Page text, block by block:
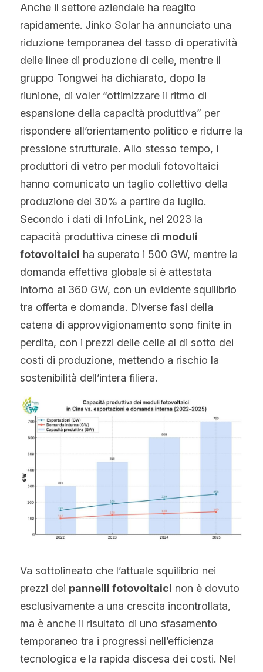
Anche il settore aziendale ha reagito
rapidamente. Jinko Solar ha annunciato una
riduzione temporanea del tasso di operatività
delle linee di produzione di celle, mentre il
gruppo Tongwei ha dichiarato, dopo la
riunione, di voler “ottimizzare il ritmo di
espansione della capacità produttiva” per
rispondere all’orientamento politico e ridurre la
pressione strutturale. Allo stesso tempo, i
produttori di vetro per moduli fotovoltaici
hanno comunicato un taglio collettivo della
produzione del 30% a partire da luglio.
Secondo i dati di InfoLink, nel 2023 la
capacità produttiva cinese di moduli
fotovoltaici ha superato i 500 GW, mentre la
domanda effettiva globale si è attestata
intorno ai 360 GW, con un evidente squilibrio
tra offerta e domanda. Diverse fasi della
catena di approvvigionamento sono finite in
perdita, con i prezzi delle celle al di sotto dei
costi di produzione, mettendo a rischio la
sostenibilità dell’intera filiera.
Va sottolineato che l’attuale squilibrio nei
prezzi dei pannelli fotovoltaici non è dovuto
esclusivamente a una crescita incontrollata,
ma è anche il risultato di uno sfasamento
temporaneo tra i progressi nell’efficienza
tecnologica e la rapida discesa dei costi. Nel